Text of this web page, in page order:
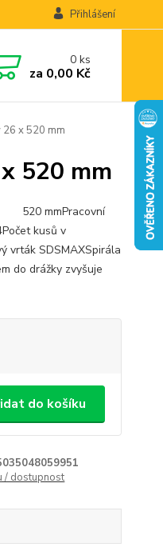
Přihlášení
0ks
za 0,00 Kč
26 x 520 mm
520 mm
kusů v
SDSMAXSpirála
do drážky zvyšuje
do košíku
/ dostupnost